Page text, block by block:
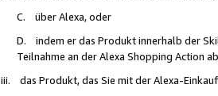
C. über Alexa, oder
D. indem er das Produkt innerhalb der
Teilnahme an der Alexa Shopping Action
iii. das Produkt, das Sie mit der Alexa-